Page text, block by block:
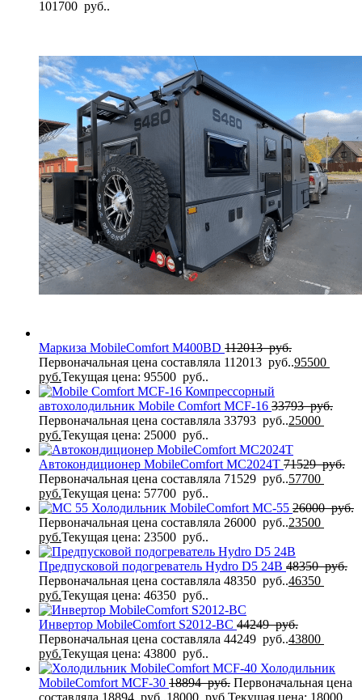
101700 руб..
Маркиза MobileComfort M400BD 112013руб.
Первоначальная цена составляла 112013 руб..95500
руб.Текущая цена: 95500 руб..
Компрессорный
автохолодильник Mobile Comfort MCF-16 33793руб.
Первоначальная цена составляла 33793 руб..25000
руб.Текущая цена: 25000 руб..
Автокондиционер MobileComfort MC2024T 71529руб.
Первоначальная цена составляла 71529 руб..57700
руб.Текущая цена: 57700 руб..
Холодильник MobileComfort MC-55 26000руб.
Первоначальная цена составляла 26000 руб..23500
руб.Текущая цена: 23500 руб..
Предпусковой подогреватель Hydro D5 24В 48350руб.
Первоначальная цена составляла 48350 руб..46350
руб.Текущая цена: 46350 руб..
Инвертор MobileComfort S2012-BC 44249руб.
Первоначальная цена составляла 44249 руб..43800
руб.Текущая цена: 43800 руб..
Холодильник
MobileComfort MCF-30 18894руб. Первоначальная цена
составляла 18894 руб..18000 руб.Текущая цена: 18000